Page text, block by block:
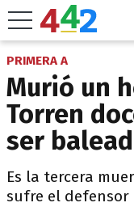
PRIMERA A
Murió un
Torren
ser
Es la tercera
sufre el defensor